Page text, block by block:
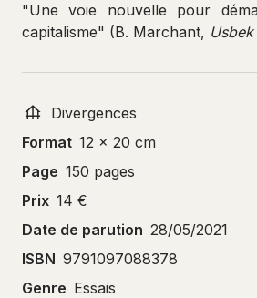
"Une voie nouvelle pour
capitalisme" (B. Marchant, Usbek
Divergences
Format 12 x 20 cm
Page 150 pages
Prix 14 €
Date de parution 28/05/2021
ISBN 9791097088378
Genre Essais